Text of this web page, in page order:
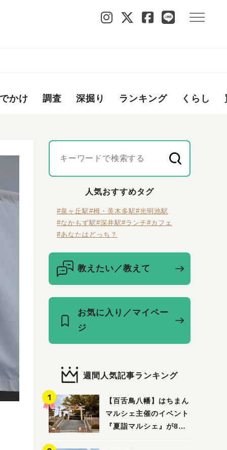
かけ 調査 深掘り ランキング くらし
人気おすすめタグ
#泉ヶ丘駅#栂・美木多駅#光明池駅
#なかもず駅#深井駅#ランチ#カフェ
#あなたはどっち？
教えたい／教えて
お気に入り／マイペー
ジ
週間人気記事ランキング
【百舌鳥八幡】はちまん
マルシェ主催のイベント
『夏詣マルシェ』が8月2